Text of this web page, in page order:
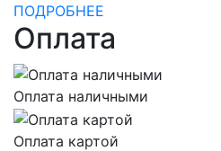
ПОДРОБНЕЕ
Оплата
Оплата наличными
Оплата картой